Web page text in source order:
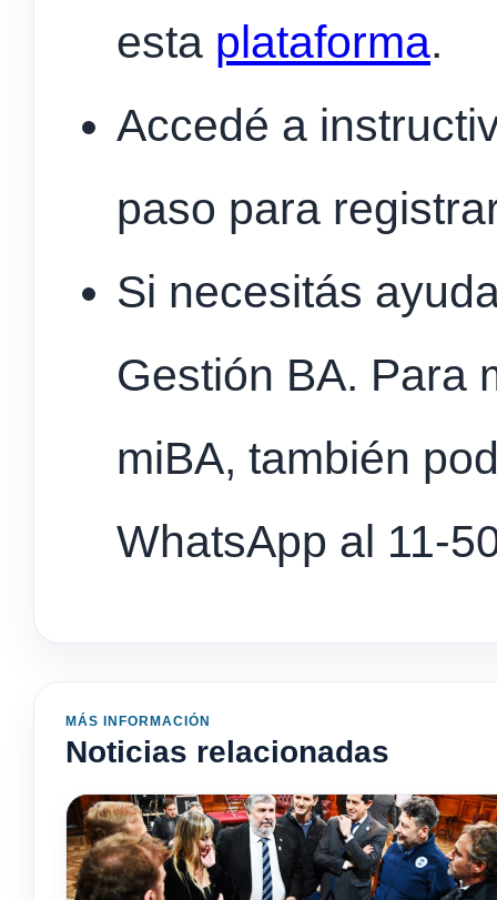
esta plataforma.
Accedé a
paso para
Si necesitás
Gestión BA. Para
miBA, también
WhatsApp al 11-
MÁS INFORMACIÓN
Noticias relacionadas